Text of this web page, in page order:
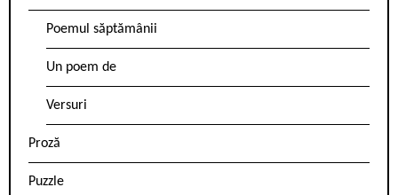
Poemul săptămânii
Un poem de
Versuri
Proză
Puzzle